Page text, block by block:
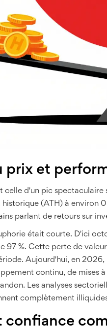
prix et
celle d'un pic
(ATH) à environ
parlant de retours sur
était courte. D'ici
97 %. Cette perte de
Aujourd'hui, en
continu, de mises
Les analyses
complètement
confiance